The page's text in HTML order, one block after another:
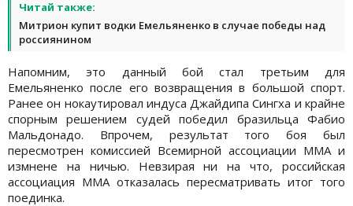
Читай также:
Митрион купит водки Емельяненко в случае победы над
россиянином
Напомним, это данный бой стал третьим для
Емельяненко после его возвращения в большой спорт.
Ранее он нокаутировал индуса Джайдипа Сингха и крайне
спорным решением судей победил бразильца Фабио
Мальдонадо. Впрочем, результат того боя был
пересмотрен комиссией Всемирной ассоциации ММА и
измнене на ничью. Невзирая ни на что, российская
ассоциация ММА отказалась пересматривать итог того
поединка.